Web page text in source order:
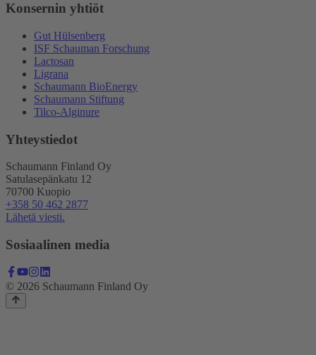
Konsernin yhtiöt
Gut Hülsenberg
ISF Schauman Forschung
Lactosan
Ligrana
Schaumann BioEnergy
Schaumann Stiftung
Tilco-Alginure
Yhteystiedot
Schaumann Finland Oy
Satulasepänkatu 12
70700 Kuopio
+358 50 462 2877
Lähetä viesti.
Sosiaalinen media
© 2026 Schaumann Finland Oy